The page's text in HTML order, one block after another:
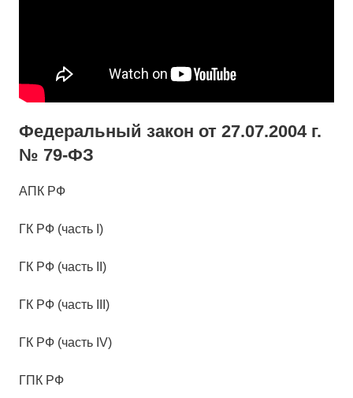
Федеральный закон от 27.07.2004 г.
№ 79-ФЗ
АПК РФ
ГК РФ (часть I)
ГК РФ (часть II)
ГК РФ (часть III)
ГК РФ (часть IV)
ГПК РФ